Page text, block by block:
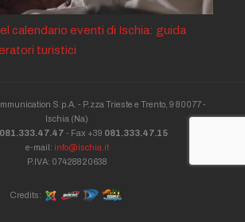
calendario eventi di Ischia: guida
turistici
S.p.A. - P.zza Trieste e Trento, 9 80077 -
Ischia (Na)
081.333.47.47 - Fax +39 081.333.47.15
e-mail: info@ischia.it
P.IVA: 07428820638
Credits: